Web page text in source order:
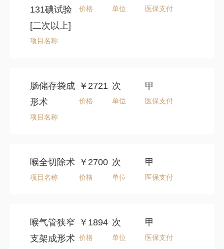
131碘试验
[二次以上]
项目名称
价格 单位 医保支付
肠储存袋成
形术
项目名称
￥2721
价格
次
单位
甲
医保支付
喉全切除术
项目名称
￥2700
价格
次
单位
甲
医保支付
喉气管狭窄
支架成形术
￥1894
价格
次
单位
甲
医保支付